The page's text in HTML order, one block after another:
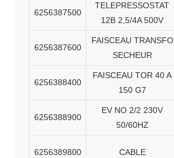
6256387500
TELEPRESSOSTAT
12B 2,5/4A 500V
6256387600
FAISCEAU TRANSFO
SECHEUR
6256388400
FAISCEAU TOR 40 A
150 G7
6256388900
EV NO 2/2 230V
50/60HZ
6256389800 CABLE